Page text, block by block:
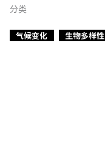
分类
气候变化 生物多样性